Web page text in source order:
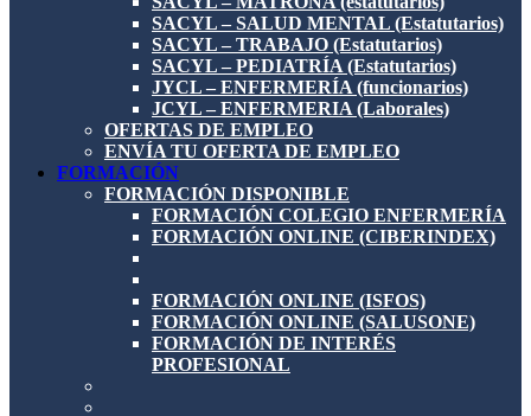
SACYL – SALUD MENTAL (Estatutarios)
SACYL – TRABAJO (Estatutarios)
SACYL – PEDIATRÍA (Estatutarios)
JYCL – ENFERMERÍA (funcionarios)
JCYL – ENFERMERIA (Laborales)
OFERTAS DE EMPLEO
ENVÍA TU OFERTA DE EMPLEO
FORMACIÓN
FORMACIÓN DISPONIBLE
FORMACIÓN COLEGIO ENFERMERÍA
FORMACIÓN ONLINE (CIBERINDEX)
FORMACIÓN ONLINE (ISFOS)
FORMACIÓN ONLINE (SALUSONE)
FORMACIÓN DE INTERÉS
PROFESIONAL